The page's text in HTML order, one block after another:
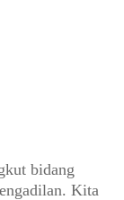
bidang
Kita